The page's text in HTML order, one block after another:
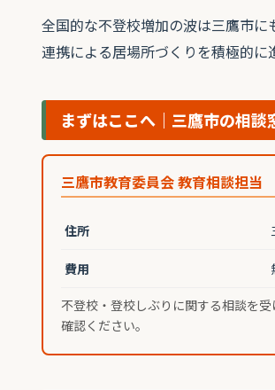
全国的な不登校増加の波は三鷹市
連携による居場所づくりを積極的に
まずはここへ｜三鷹市の相談
三鷹市教育委員会 教育相談担当
住所
費用
不登校・登校しぶりに関する相談を
確認ください。